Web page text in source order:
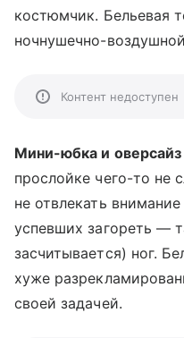
костюмчик. Бельевая
ночнушечно-
Контент недоступен
Мини-юбка и
прослойке чего-то не
не отвлекать
успевших загореть —
засчитывается) ног.
хуже
своей задачей.